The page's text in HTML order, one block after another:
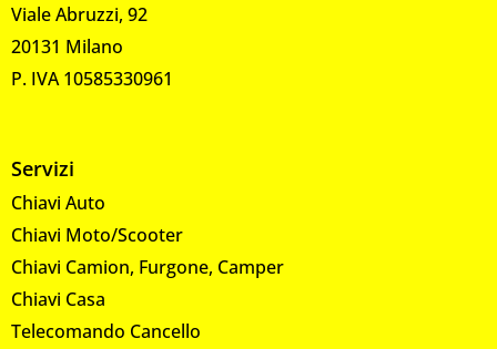
Viale Abruzzi, 92
20131 Milano
P. IVA 10585330961
Servizi
Chiavi Auto
Chiavi Moto/Scooter
Chiavi Camion, Furgone, Camper
Chiavi Casa
Telecomando Cancello